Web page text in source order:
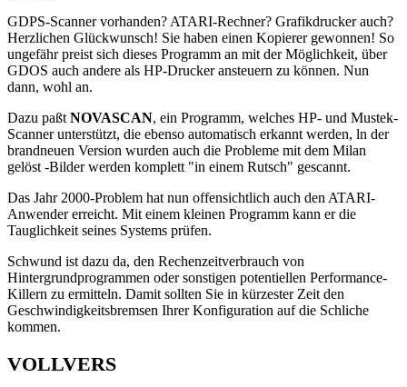
GDPS-Scanner vorhanden? ATARI-Rechner? Grafikdrucker auch?
Herzlichen Glückwunsch! Sie haben einen Kopierer gewonnen! So
ungefähr preist sich dieses Programm an mit der Möglichkeit, über
GDOS auch andere als HP-Drucker ansteuern zu können. Nun
dann, wohl an.
Dazu paßtNOVASCAN, ein Programm, welches HP- und Mustek-
Scanner unterstützt, die ebenso automatisch erkannt werden, ln der
brandneuen Version wurden auch die Probleme mit dem Milan
gelöst -Bilder werden komplett "in einem Rutsch" gescannt.
Das Jahr 2000-Problem hat nun offensichtlich auch den ATARI-
Anwender erreicht. Mit einem kleinen Programm kann er die
Tauglichkeit seines Systems prüfen.
Schwund ist dazu da, den Rechenzeitverbrauch von
Hintergrundprogrammen oder sonstigen potentiellen Performance-
Killern zu ermitteln. Damit sollten Sie in kürzester Zeit den
Geschwindigkeitsbremsen Ihrer Konfiguration auf die Schliche
kommen.
VOLLVERS